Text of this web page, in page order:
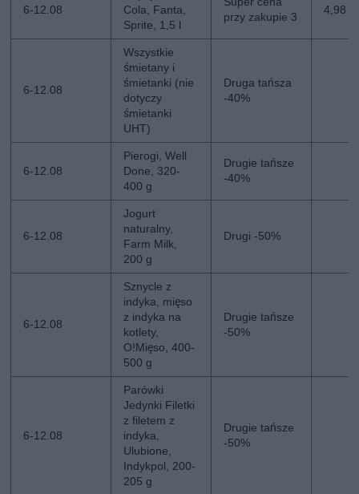
6-12.08
Cola, Fanta,
Sprite, 1,5 l
przy zakupie 3
4,98
6-12.08
Wszystkie
śmietany i
śmietanki (nie
dotyczy
śmietanki
UHT)
Druga tańsza
-40%
6-12.08
Pierogi, Well
Done, 320-
400 g
Drugie tańsze
-40%
6-12.08
Jogurt
naturalny,
Farm Milk,
200 g
Drugi -50%
6-12.08
Sznycle z
indyka, mięso
z indyka na
kotlety,
O!Mięso, 400-
500 g
Drugie tańsze
-50%
6-12.08
Parówki
Jedynki Filetki
z filetem z
indyka,
Ulubione,
Indykpol, 200-
205 g
Drugie tańsze
-50%